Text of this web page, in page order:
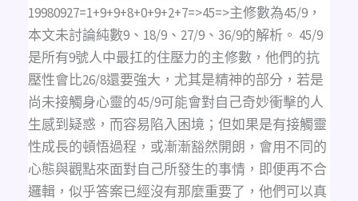
19980927=1+9+9+8+0+9+2+7=>45=>主修數為45/9，
本文未討論純數9、18/9、27/9、36/9的解析。 45/9
是所有9號人中最扛的住壓力的主修數，他們的抗
壓性會比26/8還要強大，尤其是精神的部分，若是
尚未接觸身心靈的45/9可能會對自己奇妙衝擊的人
生感到疑惑，而容易陷入困境；但如果是有接觸靈
性成長的頓悟過程，或漸漸豁然開朗，會用不同的
心態與觀點來面對自己所發生的事情，即便再不合
邏輯，似乎答案已經沒有那麼重要了，他們可以真